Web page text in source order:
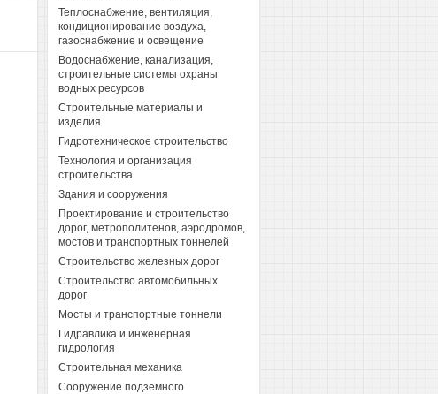
Теплоснабжение, вентиляция,
кондиционирование воздуха,
газоснабжение и освещение
Водоснабжение, канализация,
строительные системы охраны
водных ресурсов
Строительные материалы и
изделия
Гидротехническое строительство
Технология и организация
строительства
Здания и сооружения
Проектирование и строительство
дорог, метрополитенов, аэродромов,
мостов и транспортных тоннелей
Строительство железных дорог
Строительство автомобильных
дорог
Мосты и транспортные тоннели
Гидравлика и инженерная
гидрология
Строительная механика
Сооружение подземного